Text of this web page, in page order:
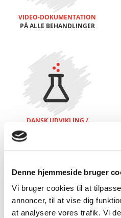
Denne hjemmeside bruger
Vi bruger cookies til at
annoncer, til at vise dig
at analysere vores trafik. Vi
VIDEO-DOKUMENTATION
PÅ ALLE BEHANDLINGER
DANSK UDVIKLING /
AF RUSTBESKYTTELSES-